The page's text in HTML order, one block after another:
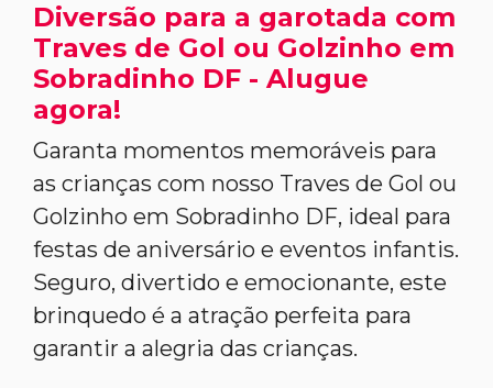
Diversão para a garotada com
Traves de Gol ou Golzinho em
Sobradinho DF - Alugue
agora!
Garanta momentos memoráveis para
as crianças com nosso Traves de Gol ou
Golzinho em Sobradinho DF, ideal para
festas de aniversário e eventos infantis.
Seguro, divertido e emocionante, este
brinquedo é a atração perfeita para
garantir a alegria das crianças.